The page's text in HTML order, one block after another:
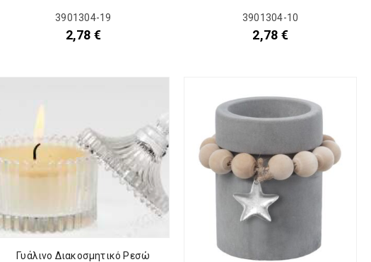
3901304-19
2,78 €
3901304-10
2,78 €
Γυάλινο Διακοσμητικό Ρεσώ